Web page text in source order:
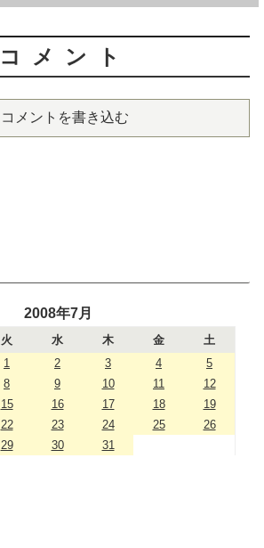
コメント
コメントを書き込む
2008年7月
火 水 木 金
土
1
2 3 4
5
8 9 10 11
12
15 16 17 18
19
22 23 24 25
26
29 30 31